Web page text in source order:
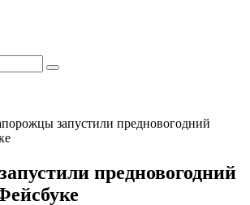
запустили предновогодний
предновогодний